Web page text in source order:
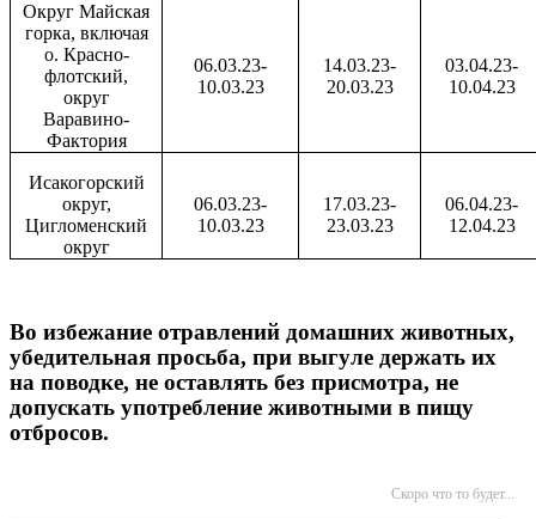
Округ Майская
горка, включая
о. Красно-
флотский,
округ
Варавино-
Фактория
06.03.23-
10.03.23
14.03.23-
20.03.23
03.04.23-
10.04.23
Исакогорский
округ,
Цигломенский
округ
06.03.23-
10.03.23
17.03.23-
23.03.23
06.04.23-
12.04.23
Во избежание отравлений домашних животных,
убедительная просьба, при выгуле держать их
на поводке, не оставлять без присмотра, не
допускать употребление животными в пищу
отбросов.
Скоро что то будет...